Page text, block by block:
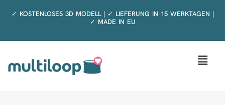
Inhalt✓ KOSTENLOSES 3D MODELL | ✓ LIEFERUNG IN 15 WERKTAGEN |
✓ MADE IN EU
Menü